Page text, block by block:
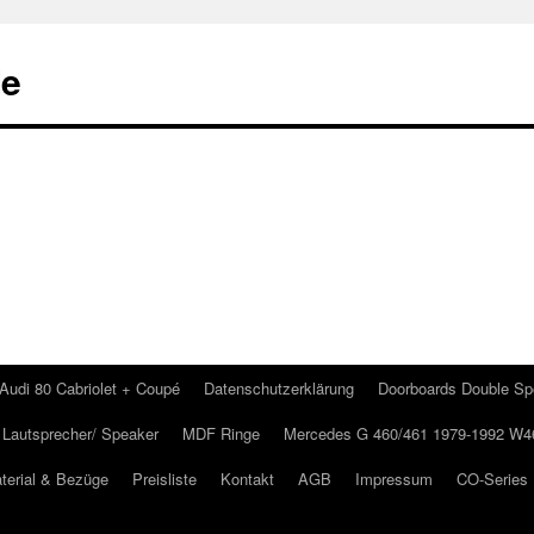
Audi 80 Cabriolet + Coupé Datenschutzerklärung Doorboards Double
Lautsprecher/ Speaker MDF Ringe Mercedes G 460/461 1979-1992
& Bezüge Preisliste Kontakt AGB Impressum CO-Series